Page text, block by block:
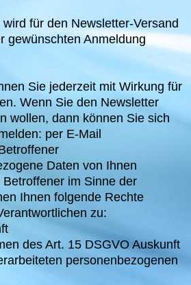
für den Newsletter-Versand
gewünschten Anmeldung
Sie jederzeit mit Wirkung für
Wenn Sie den Newsletter
wollen, dann können Sie sich
per E-Mail
Daten von Ihnen
im Sinne der
Ihnen folgende Rechte
zu:
des Art. 15 DSGVO Auskunft
personenbezogenen